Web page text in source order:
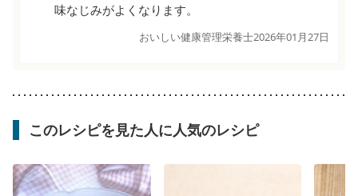
味なじみがよくなります。
おいしい健康管理栄養士2026年01月27日
このレシピを見た人に人気のレシピ